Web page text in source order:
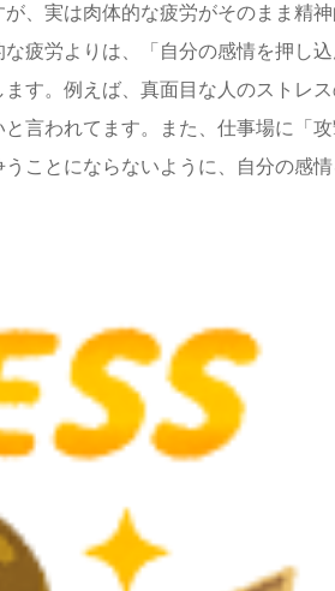
、実は肉体的な疲労がそのまま精神
疲労よりは、「自分の感情を押し込
す。例えば、真面目な人のストレ
言われてます。また、仕事場に「
ことにならないように、自分の感情